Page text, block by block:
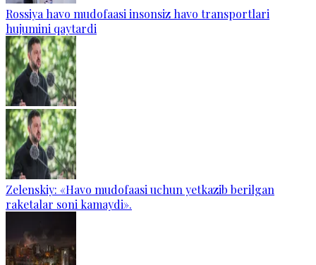
Rossiya havo mudofaasi insonsiz havo transportlari
hujumini qaytardi
Zelenskiy: «Havo mudofaasi uchun yetkazib berilgan
raketalar soni kamaydi».